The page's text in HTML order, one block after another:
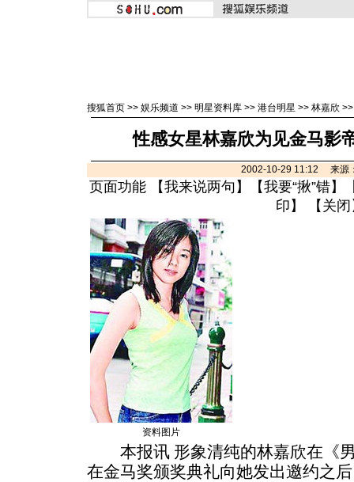
搜狐首页 >> 娱乐频道 >> 明星资料库 >> 港台明星 >> 林嘉欣
性感女星林嘉欣为见金马影
2002-10-29 11:12 来源
页面功能 【我来说两句 】【我要“揪”错】
印 】 【 关闭
资料图片
本报讯 形象清纯的林嘉欣在《男
在金马奖颁奖典礼向她发出邀约之